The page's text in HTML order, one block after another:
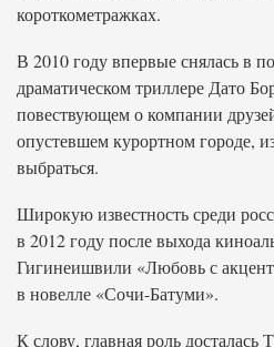
короткометражках.
В 2010 году впервые снялась в
драматическом триллере Дато
повествующем о компании
опустевшем курортном городе,
выбраться.
Широкую известность среди
в 2012 году после выхода
Гигинеишвили «Любовь с
в новелле «Сочи-Батуми».
К слову, главная роль досталась